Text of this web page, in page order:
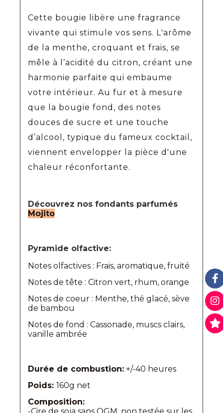
Cette bougie libère une fragrance
vivante qui stimule vos sens. L'arôme
de la menthe, croquant et frais, se
mêle à l’acidité du citron, créant une
harmonie parfaite qui embaume
votre intérieur. Au fur et à mesure
que la bougie fond, des notes
douces de sucre et une touche
d’alcool, typique du fameux cocktail,
viennent envelopper la pièce d'une
chaleur réconfortante.
Découvrez nos fondants parfumés
Mojito
Pyramide olfactive:
Notes olfactives : Frais, aromatique, fruité
Notes de tête : Citron vert, rhum, orange
Notes de coeur : Menthe, thé glacé, sève
de bambou
Notes de fond : Cassonade, muscs clairs,
vanille ambrée
Durée de combustion: +/-40 heures
Poids: 160g net
Composition: